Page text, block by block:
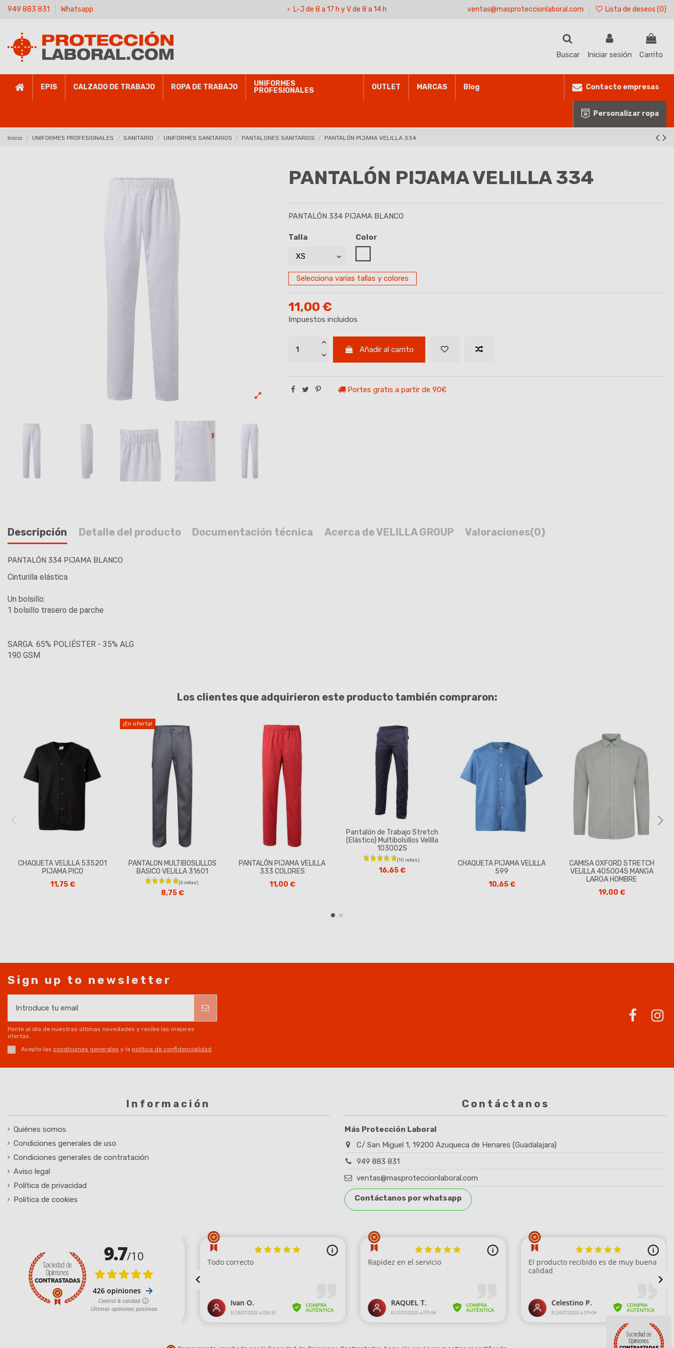
949 883 831 Whatsapp L-J de 8 a 17 h y V de 8 a 14 h ventas@masproteccionlaboral.com Lista de deseos (0)
Buscar Iniciar sesión Carrito
EPIS CALZADO DE TRABAJO ROPA DE TRABAJO
UNIFORMES
PROFESIONALES
OUTLET MARCAS Blog Contacto empresas
Personalizar ropa
Inicio UNIFORMES PROFESIONALES SANITARIO UNIFORMES SANITARIOS PANTALONES SANITARIOS PANTALÓN PIJAMA VELILLA 334
PANTALÓN PIJAMA VELILLA 334
PANTALÓN 334 PIJAMA BLANCO
Talla
Color
Selecciona varias tallas y colores
11,00 €
Impuestos incluidos
Añadir al carrito
Portes gratis a partir de 90€
Descripción Detalle del producto Documentación técnica Acerca de VELILLA GROUP Valoraciones(0)
PANTALÓN 334 PIJAMA BLANCO
Cinturilla elástica
Un bolsillo:
1 bolsillo trasero de parche
SARGA. 65% POLIÉSTER - 35% ALG
190 GSM
Los clientes que adquirieron este producto también compraron:
CHAQUETA VELILLA 535201
PIJAMA PICO
11,75 €
¡En oferta!
PANTALON MULTIBOSLILLOS
BASICO VELILLA 31601
8,75 €
PANTALÓN PIJAMA VELILLA
333 COLORES
11,00 €
Pantalón de Trabajo Stretch
(Elástico) Multibolsillos Velilla
103002S
16,65 €
CHAQUETA PIJAMA VELILLA
599
10,65 €
CAMISA OXFORD STRETCH
VELILLA 405004S MANGA
LARGA HOMBRE
19,00 €
Sign up to newsletter
Ponte al día de nuestras últimas novedades y recibe las mejores
ofertas.
Acepto las condiciones generales y la política de confidencialidad
Información
Quiénes somos
Condiciones generales de uso
Condiciones generales de contratación
Aviso legal
Política de privacidad
Politica de cookies
Contáctanos
Más Protección Laboral
C/ San Miguel 1, 19200 Azuqueca de Henares (Guadalajara)
949 883 831
ventas@masproteccionlaboral.com
Contáctanos por whatsapp